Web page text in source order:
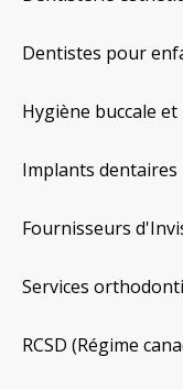
Dentistes pour
Hygiène buccale
Implants dentaires
Fournisseurs
Services
RCSD (Régime